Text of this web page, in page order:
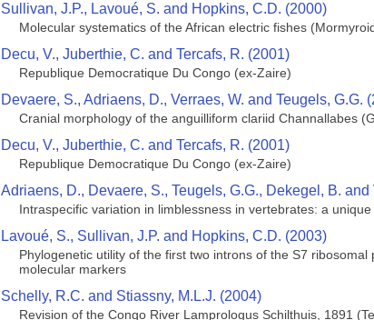
Sullivan, J.P., Lavoué, S. and Hopkins, C.D. (2000)
Molecular systematics of the African electric fishes
Decu, V., Juberthie, C. and Tercafs, R. (2001)
Republique Democratique Du Congo (ex-Zaire)
Devaere, S., Adriaens, D., Verraes, W. and Teugels, G.G.
Cranial morphology of the anguilliform clariid Channallabes
Decu, V., Juberthie, C. and Tercafs, R. (2001)
Republique Democratique Du Congo (ex-Zaire)
Adriaens, D., Devaere, S., Teugels, G.G., Dekegel, B. and
Intraspecific variation in limblessness in vertebrates: a
Lavoué, S., Sullivan, J.P. and Hopkins, C.D. (2003)
Phylogenetic utility of the first two introns of the S7
molecular markers
Schelly, R.C. and Stiassny, M.L.J. (2004)
Revision of the Congo River Lamprologus Schilthuis, 1891